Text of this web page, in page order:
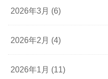
2026年3月 (6)
2026年2月 (4)
2026年1月 (11)